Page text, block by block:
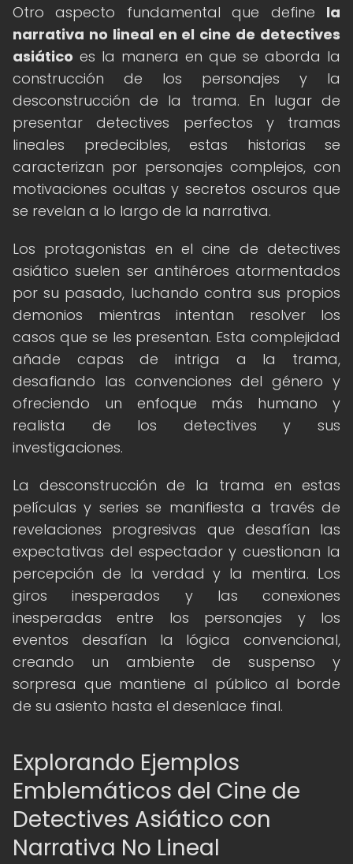
Otro aspecto fundamental que define la
narrativa no lineal en el cine de detectives
asiático es la manera en que se aborda la
construcción de los personajes y la
desconstrucción de la trama. En lugar de
presentar detectives perfectos y tramas
lineales predecibles, estas historias se
caracterizan por personajes complejos, con
motivaciones ocultas y secretos oscuros que
se revelan a lo largo de la narrativa.
Los protagonistas en el cine de detectives
asiático suelen ser antihéroes atormentados
por su pasado, luchando contra sus propios
demonios mientras intentan resolver los
casos que se les presentan. Esta complejidad
añade capas de intriga a la trama,
desafiando las convenciones del género y
ofreciendo un enfoque más humano y
realista de los detectives y sus
investigaciones.
La desconstrucción de la trama en estas
películas y series se manifiesta a través de
revelaciones progresivas que desafían las
expectativas del espectador y cuestionan la
percepción de la verdad y la mentira. Los
giros inesperados y las conexiones
inesperadas entre los personajes y los
eventos desafían la lógica convencional,
creando un ambiente de suspenso y
sorpresa que mantiene al público al borde
de su asiento hasta el desenlace final.
Explorando Ejemplos
Emblemáticos del Cine de
Detectives Asiático con
Narrativa No Lineal